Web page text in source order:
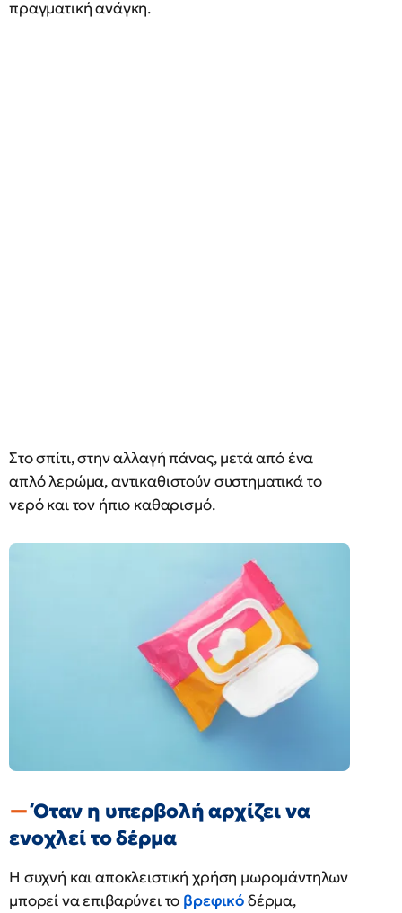
πραγματική ανάγκη.
Στο σπίτι, στην αλλαγή πάνας, μετά από ένα
απλό λερώμα, αντικαθιστούν συστηματικά το
νερό και τον ήπιο καθαρισμό.
Όταν η υπερβολή αρχίζει να
ενοχλεί το δέρμα
Η συχνή και αποκλειστική χρήση μωρομάντηλων
μπορεί να επιβαρύνει το βρεφικόδέρμα,